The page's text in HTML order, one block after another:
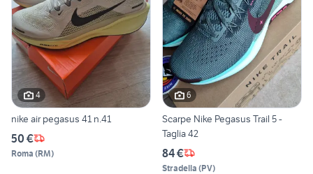
4
nike air pegasus 41 n.41
50 €
Roma (RM)
6
Scarpe Nike Pegasus Trail 5 -
Taglia 42
84 €
Stradella (PV)